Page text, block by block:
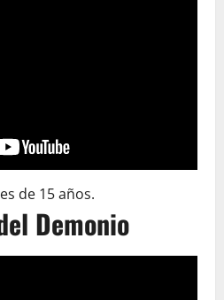
de 15 años.
Demonio